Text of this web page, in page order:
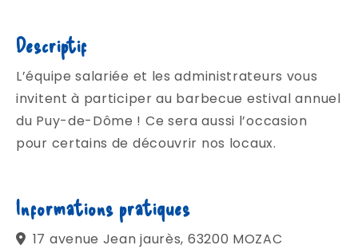
Descriptif
L’équipe salariée et les administrateurs vous
invitent à participer au barbecue estival annuel
du Puy-de-Dôme ! Ce sera aussi l’occasion
pour certains de découvrir nos locaux.
Informations pratiques
17 avenue Jean jaurès, 63200 MOZAC